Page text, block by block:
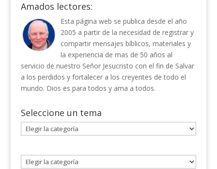
Amados lectores:
Esta página web se publica desde el año
2005 a partir de la necesidad de registrar y
compartir mensajes bíblicos, materiales y
la experiencia de mas de 50 años al
servicio de nuestro Señor Jesucristo con el fin de Salvar
a los perdidos y fortalecer a los creyentes de todo el
mundo. Dios es para todos y ama a todos.
Seleccione un tema
Seleccione
un